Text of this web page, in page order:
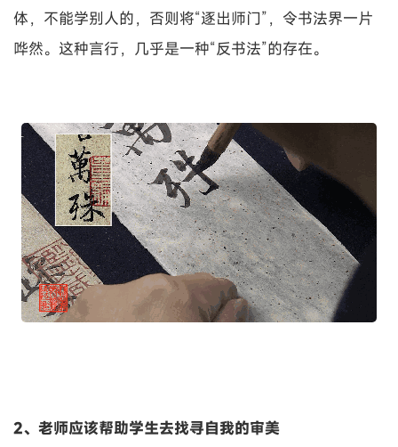
体，不能学别人的，否则将“逐出师门”，令书法界一片
哗然。这种言行，几乎是一种“反书法”的存在。
2、老师应该帮助学生去找寻自我的审美